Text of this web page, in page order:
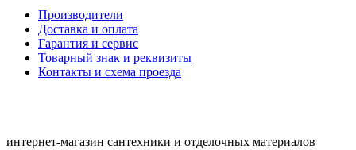
Производители
Доставка и оплата
Гарантия и сервис
Товарный знак и реквизиты
Контакты и схема проезда
интернет-магазин сантехники и отделочных материалов